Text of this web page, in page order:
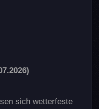
sich wetterfeste